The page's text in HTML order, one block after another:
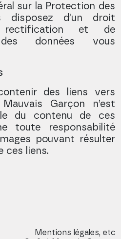
sur la Protection des
disposez d’un droit
rectification et de
des données vous
des liens vers
Garçon n’est
du contenu de ces
toute responsabilité
pouvant résulter
ces liens.
Mentions légales, etc